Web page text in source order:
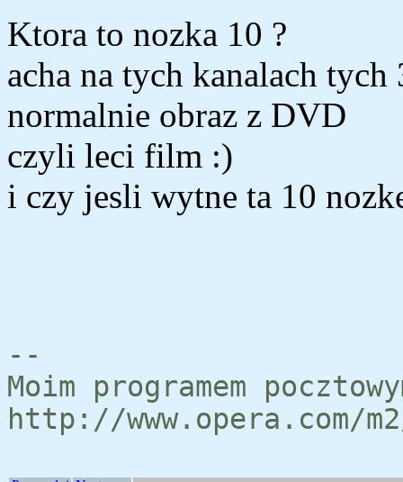
Ktora to nozka 10 ?
acha na tych kanalach
normalnie obraz z DVD
czyli leci film :)
i czy jesli wytne ta 10
--
Moim programem
http://www.opera.com/